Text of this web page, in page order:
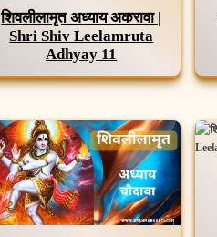
शिवलीलामृत अध्याय अकरावा |
Shri Shiv Leelamruta
Adhyay 11